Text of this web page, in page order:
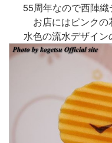
55周年なので西陣
お店にはピンク
水色の流水デザイ